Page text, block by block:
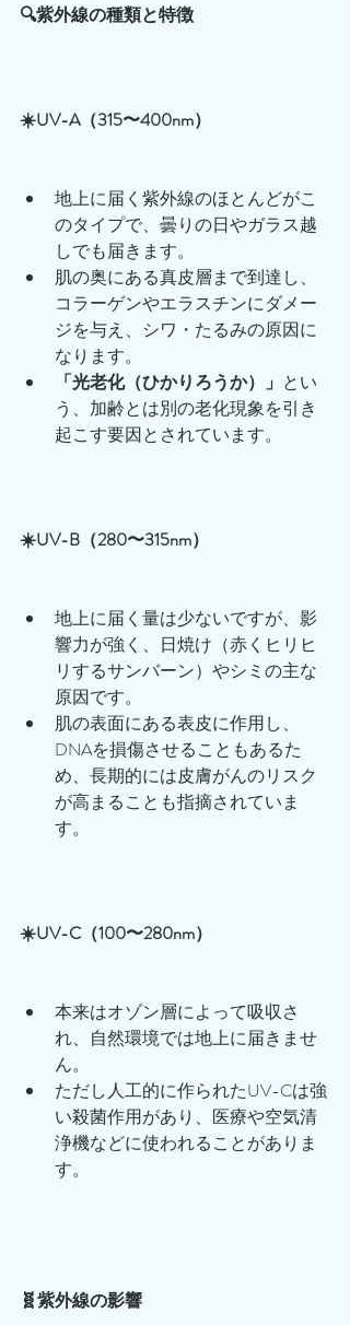
🔍紫外線の種類と特徴
☀️UV-A（315〜400nm）
地上に届く紫外線のほとんどがこ
のタイプで、曇りの日やガラス越
しでも届きます。
肌の奥にある真皮層まで到達し、
コラーゲンやエラスチンにダメー
ジを与え、シワ・たるみの原因に
なります。
「光老化（ひかりろうか）」 とい
う、加齢とは別の老化現象を引き
起こす要因とされています。
☀️UV-B（280〜315nm）
地上に届く量は少ないですが、影
響力が強く、日焼け（赤くヒリヒ
リするサンバーン）やシミの主な
原因です。
肌の表面にある表皮に作用し、
DNAを損傷させることもあるた
め、長期的には皮膚がんのリスク
が高まることも指摘されていま
す。
☀️UV-C（100〜280nm）
本来はオゾン層によって吸収さ
れ、自然環境では地上に届きませ
ん。
ただし人工的に作られたUV-Cは強
い殺菌作用があり、医療や空気清
浄機などに使われることがありま
す。
🧬紫外線の影響